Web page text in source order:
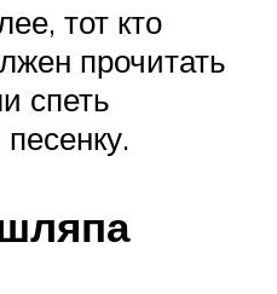
тот кто
прочитать
спеть